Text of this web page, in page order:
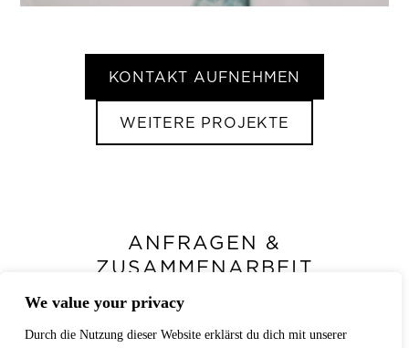
We value your privacy
Durch die Nutzung dieser Website erklärst du dich mit unserer
KONTAKT AUFNEHMEN
WEITERE PROJEKTE
ANFRAGEN &
ZUSAMMENARBEIT
Hast du ein Projekt im Kopf,das
sichtbar werden soll?